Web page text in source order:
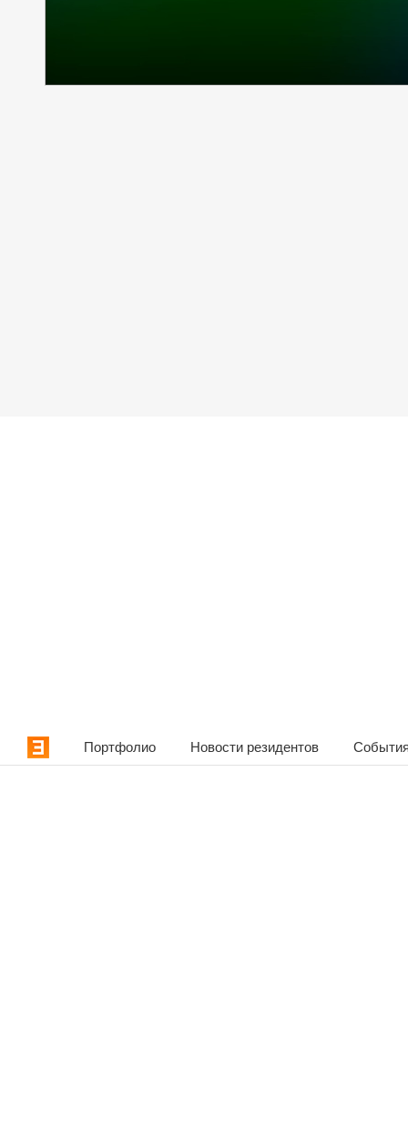
Портфолио Новости резидентов